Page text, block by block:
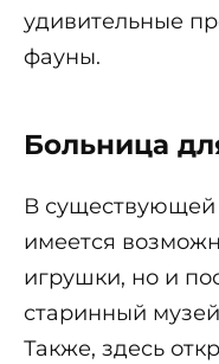
удивительные
фауны.
Больница
В существующей
имеется
игрушки, но и
старинный
Также, здесь